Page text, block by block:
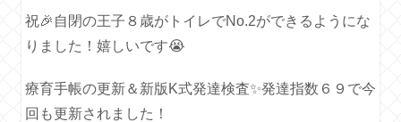
祝🎉自閉の王子８歳がトイレでNo.2ができるようにな
りました！嬉しいです😭
療育手帳の更新＆新版K式発達検査✨発達指数６９で今
回も更新されました！